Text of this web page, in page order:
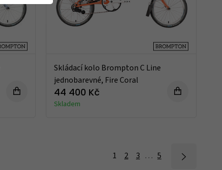
Skládací kolo Brompton C Line
jednobarevné, Fire Coral
44 400 Kč
Skladem
1 2 3 … 5